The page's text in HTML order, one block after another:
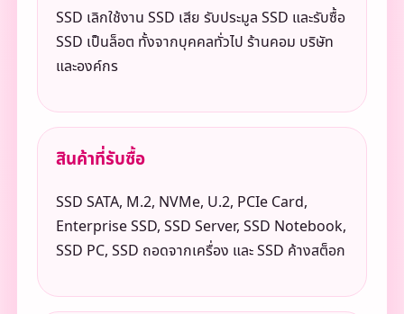
SSD เลิกใช้งาน SSD เสีย รับประมูล SSD และรับซื้อ
SSD เป็นล็อต ทั้งจากบุคคลทั่วไป ร้านคอม บริษัท
และองค์กร
สินค้าที่รับซื้อ
SSD SATA, M.2, NVMe, U.2, PCIe Card,
Enterprise SSD, SSD Server, SSD Notebook,
SSD PC, SSD ถอดจากเครื่อง และ SSD ค้างสต็อก